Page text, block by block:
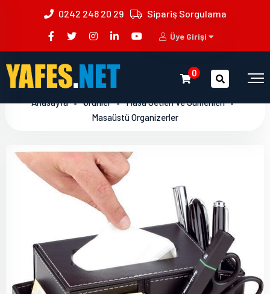
0242 248 20 29 Sipariş Sorgulama
Üye Girişi
0
Anasayfa Ürünler
Masa Setleri Ve Sümenleri
Masaüstü Organizerler